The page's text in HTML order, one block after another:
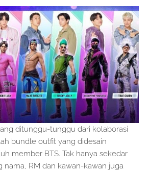
ditunggu-tunggu dari kolaborasi
bundle outfit yang didesain
member BTS. Tak hanya sekedar
nama, RM dan kawan-kawan juga